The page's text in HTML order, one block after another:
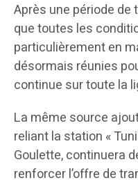
Après une période de
que toutes les
particulièrement en
désormais réunies
continue sur toute la
La même source
reliant la station «
Goulette, continuera
renforcer l’offre de